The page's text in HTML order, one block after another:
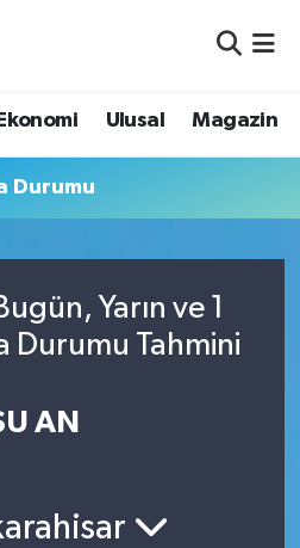
Ekonomi Ulusal Magazin
Durumu
Yarın ve 1
Durumu Tahmini
AN
ve Fikstür